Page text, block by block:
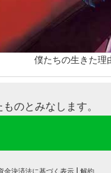
僕たちの生きた理
のとみなします。
金決済法に基づく表示 解約